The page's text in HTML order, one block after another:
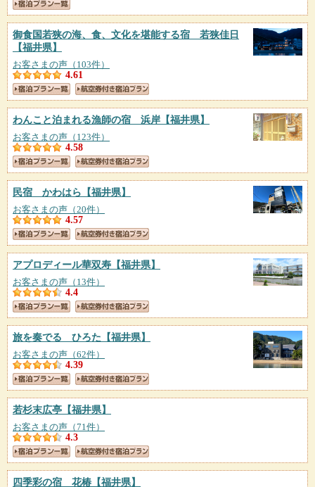
御食国若狭の海、食、文化を堪能する宿 若狭佳日
【福井県】
お客さまの声（103件）
4.61
わんこと泊まれる漁師の宿 浜岸 【福井県】
お客さまの声（123件）
4.58
民宿 かわはら 【福井県】
お客さまの声（20件）
4.57
アプロディール華双寿 【福井県】
お客さまの声（13件）
4.4
旅を奏でる ひろた 【福井県】
お客さまの声（62件）
4.39
若杉末広亭 【福井県】
お客さまの声（71件）
4.3
四季彩の宿 花椿 【福井県】